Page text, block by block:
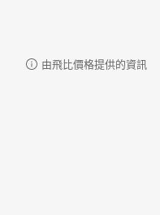
由飛比價格提供的資訊